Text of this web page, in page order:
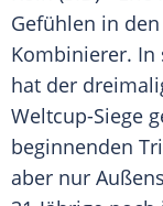
Gefühlen in den
Kombinierer.
hat der
Weltcup-Siege
beginnenden
aber nur